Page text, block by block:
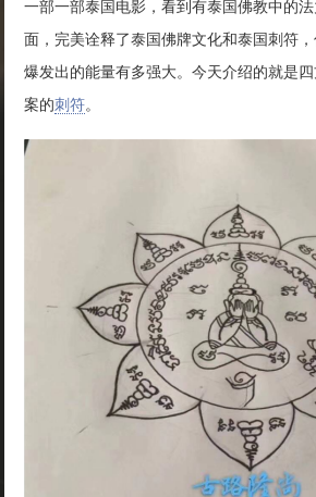
一部一部泰国电影，看到有泰国佛教中的
面，完美诠释了泰国佛牌文化和泰国刺符
爆发出的能量有多强大。今天介绍的就是
案的刺符。